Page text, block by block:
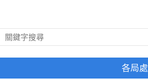
各局處